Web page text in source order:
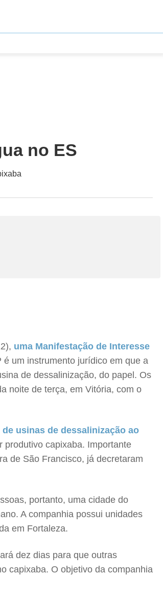
no ES
uma Manifestação de Interesse
um instrumento jurídico em que a
de dessalinização, do papel. Os
noite de terça, em Vitória, com o
usinas de dessalinização ao
produtivo capixaba. Importante
de São Francisco, já decretaram
portanto, uma cidade do
A companhia possui unidades
em Fortaleza.
dez dias para que outras
capixaba. O objetivo da companhia